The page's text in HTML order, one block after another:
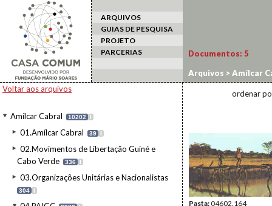
ARQUIVOS
GUIAS DE PESQUISA
PROJETO
PARCERIAS
Voltar aos arquivos
Amílcar Cabral 10202 I
01.Amílcar Cabral 39 I
02.Movimentos de Libertação Guiné e
Cabo Verde
336 I
03.Organizações Unitárias e Nacionalistas
304 I
Documentos: 5
Arquivos >Amílcar
ordenar
Pasta:04602.164